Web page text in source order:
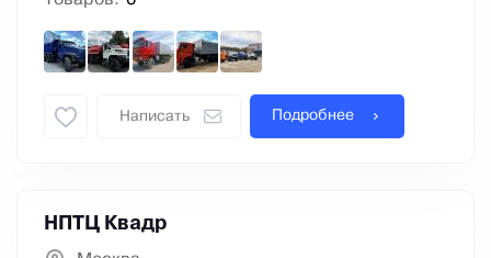
Написать Подробнее
НПТЦ Квадр